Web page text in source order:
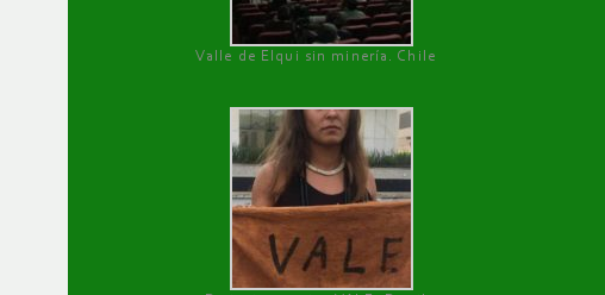
Valle de Elqui sin minería. Chile